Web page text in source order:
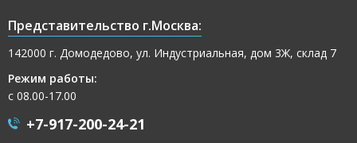
Представительство г.Москва:
142000 г. Домодедово, ул. Индустриальная, дом 3Ж, склад 7
Режим работы:
с 08.00-17.00
+7-917-200-24-21